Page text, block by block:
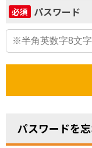
必須 パスワード
パスワードを